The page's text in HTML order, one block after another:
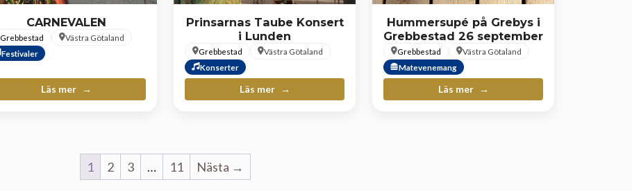
CARNEVALEN
Grebbestad
Västra Götaland
Festivaler
Läs mer
Prinsarnas Taube Konsert
i Lunden
Grebbestad
Västra Götaland
Konserter
Läs mer
Hummersupé på Grebys i
Grebbestad 26 september
Grebbestad
Västra Götaland
Matevenemang
Läs mer
1 2 3 … 11 Nästa →